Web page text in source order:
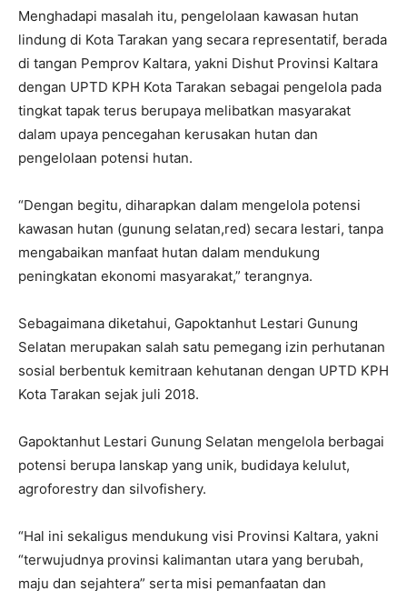
Menghadapi masalah itu, pengelolaan kawasan hutan
lindung di Kota Tarakan yang secara representatif, berada
di tangan Pemprov Kaltara, yakni Dishut Provinsi Kaltara
dengan UPTD KPH Kota Tarakan sebagai pengelola pada
tingkat tapak terus berupaya melibatkan masyarakat
dalam upaya pencegahan kerusakan hutan dan
pengelolaan potensi hutan.
“Dengan begitu, diharapkan dalam mengelola potensi
kawasan hutan (gunung selatan,red) secara lestari, tanpa
mengabaikan manfaat hutan dalam mendukung
peningkatan ekonomi masyarakat,” terangnya.
Sebagaimana diketahui, Gapoktanhut Lestari Gunung
Selatan merupakan salah satu pemegang izin perhutanan
sosial berbentuk kemitraan kehutanan dengan UPTD KPH
Kota Tarakan sejak juli 2018.
Gapoktanhut Lestari Gunung Selatan mengelola berbagai
potensi berupa lanskap yang unik, budidaya kelulut,
agroforestry dan silvofishery.
“Hal ini sekaligus mendukung visi Provinsi Kaltara, yakni
“terwujudnya provinsi kalimantan utara yang berubah,
maju dan sejahtera” serta misi pemanfaatan dan